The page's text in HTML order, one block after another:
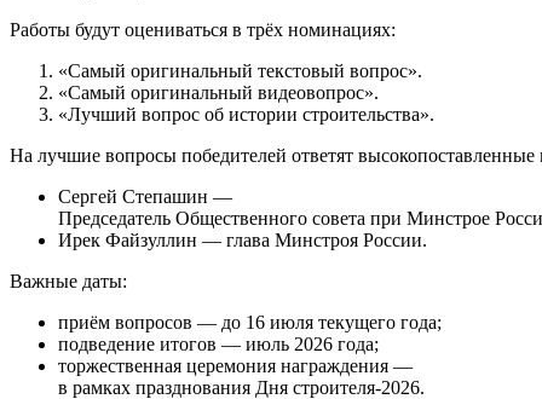
Работы будут оцениваться в трёх номинациях:
«Самый оригинальный текстовый вопрос».
«Самый оригинальный видеовопрос».
«Лучший вопрос об истории строительства».
На лучшие вопросы победителей ответят высокопоставленные
Сергей Степашин —
Председатель Общественного совета при Минстрое
Ирек Файзуллин — глава Минстроя России.
Важные даты:
приём вопросов — до 16 июля текущего года;
подведение итогов — июль 2026 года;
торжественная церемония награждения —
в рамках празднования Дня строителя‑2026.